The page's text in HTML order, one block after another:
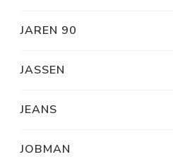
JAREN 90
JASSEN
JEANS
JOBMAN